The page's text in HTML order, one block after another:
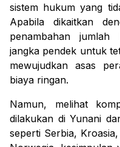
sistem hukum yang
Apabila dikaitkan
penambahan
jangka pendek untuk
mewujudkan asas
biaya ringan.
Namun, melihat
dilakukan di Yunani
seperti Serbia,